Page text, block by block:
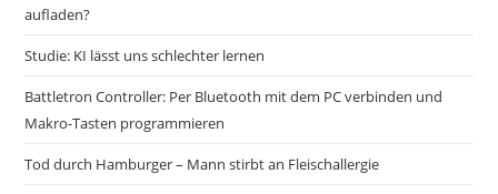
aufladen?
Studie: KI lässt uns schlechter lernen
Battletron Controller: Per Bluetooth mit dem PC verbinden und
Makro-Tasten programmieren
Tod durch Hamburger – Mann stirbt an Fleischallergie